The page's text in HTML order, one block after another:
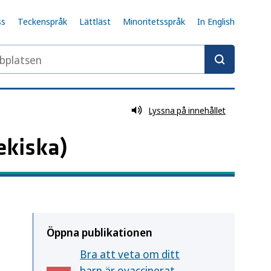
Teckenspråk Lättläst Minoritetsspråk In English
Lyssna på innehållet
Öppna publikationen
Bra att veta om ditt